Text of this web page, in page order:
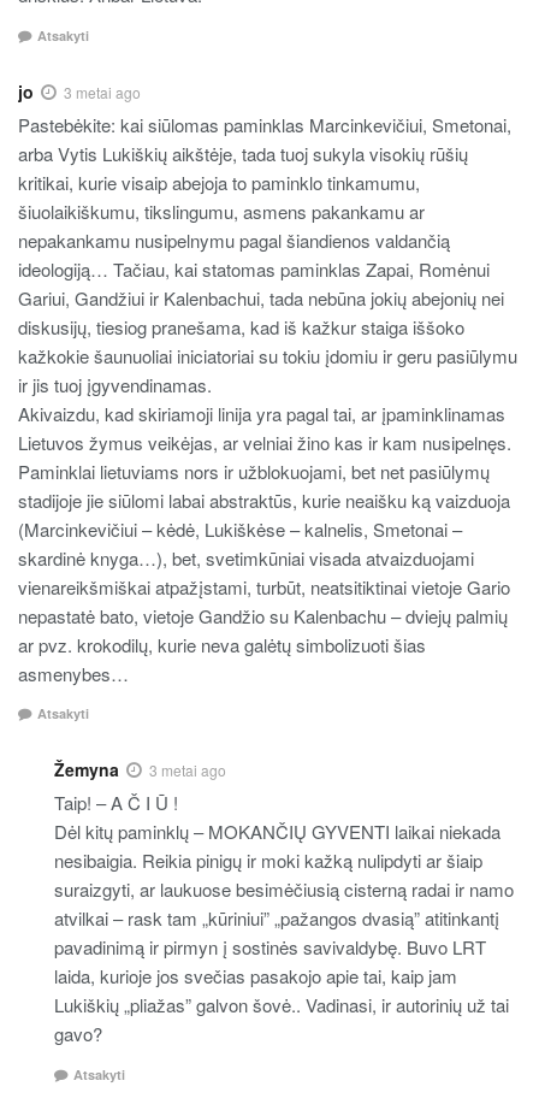
Atsakyti
jo 3 metai ago
Pastebėkite: kai siūlomas paminklas Marcinkevičiui, Smetonai,
arba Vytis Lukiškių aikštėje, tada tuoj sukyla visokių rūšių
kritikai, kurie visaip abejoja to paminklo tinkamumu,
šiuolaikiškumu, tikslingumu, asmens pakankamu ar
nepakankamu nusipelnymu pagal šiandienos valdančią
ideologiją… Tačiau, kai statomas paminklas Zapai, Romėnui
Gariui, Gandžiui ir Kalenbachui, tada nebūna jokių abejonių nei
diskusijų, tiesiog pranešama, kad iš kažkur staiga iššoko
kažkokie šaunuoliai iniciatoriai su tokiu įdomiu ir geru pasiūlymu
ir jis tuoj įgyvendinamas.
Akivaizdu, kad skiriamoji linija yra pagal tai, ar įpaminklinamas
Lietuvos žymus veikėjas, ar velniai žino kas ir kam nusipelnęs.
Paminklai lietuviams nors ir užblokuojami, bet net pasiūlymų
stadijoje jie siūlomi labai abstraktūs, kurie neaišku ką vaizduoja
(Marcinkevičiui – kėdė, Lukiškėse – kalnelis, Smetonai –
skardinė knyga…), bet, svetimkūniai visada atvaizduojami
vienareikšmiškai atpažįstami, turbūt, neatsitiktinai vietoje Gario
nepastatė bato, vietoje Gandžio su Kalenbachu – dviejų palmių
ar pvz. krokodilų, kurie neva galėtų simbolizuoti šias
asmenybes…
Atsakyti
Žemyna 3 metai ago
Taip! – A Č I Ū !
Dėl kitų paminklų – MOKANČIŲ GYVENTI laikai niekada
nesibaigia. Reikia pinigų ir moki kažką nulipdyti ar šiaip
suraizgyti, ar laukuose besimėčiusią cisterną radai ir namo
atvilkai – rask tam „kūriniui” „pažangos dvasią” atitinkantį
pavadinimą ir pirmyn į sostinės savivaldybę. Buvo LRT
laida, kurioje jos svečias pasakojo apie tai, kaip jam
Lukiškių „pliažas” galvon šovė.. Vadinasi, ir autorinių už tai
gavo?
Atsakyti